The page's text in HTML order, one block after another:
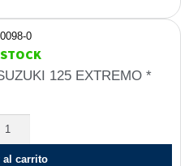
0
125 EXTREMO *
al carrito